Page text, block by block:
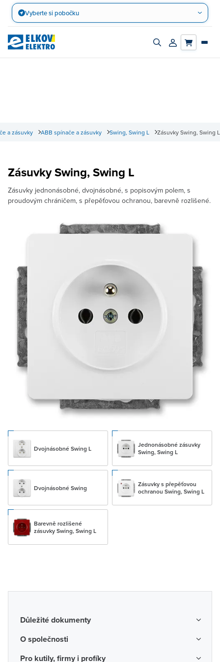
Přejít
obsah
Vyberte si pobočku
Zapnout/vypnout
Přihlásit/
Zásuvky Swing, Swing L
Swing, Swing L
ABB spínače a zásuvky
a zásuvky
Zásuvky Swing, Swing L
Zásuvky jednonásobné, dvojnásobné, s popisovým polem, s
proudovým chráničem, s přepěťovou ochranou, barevně rozlišené.
Dvojnásobné Swing L
Jednonásobné zásuvky
Swing, Swing L
Dvojnásobné Swing
Zásuvky s přepěťovou
ochranou Swing, Swing L
Barevně rozlišené
zásuvky Swing, Swing L
Důležité dokumenty
Obchodní podmínky
O společnosti
O nás
Pro kutily, firmy i profíky